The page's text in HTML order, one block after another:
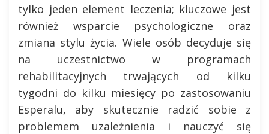
tylko jeden element leczenia; kluczowe jest
również wsparcie psychologiczne oraz
zmiana stylu życia. Wiele osób decyduje się
na uczestnictwo w programach
rehabilitacyjnych trwających od kilku
tygodni do kilku miesięcy po zastosowaniu
Esperalu, aby skutecznie radzić sobie z
problemem uzależnienia i nauczyć się